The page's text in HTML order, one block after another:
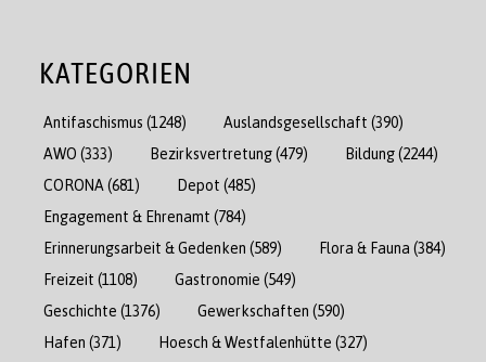
KATEGORIEN
Antifaschismus (1248) Auslandsgesellschaft (390)
AWO (333) Bezirksvertretung(479) Bildung(2244)
CORONA (681) Depot (485)
Engagement & Ehrenamt (784)
Erinnerungsarbeit & Gedenken (589) Flora & Fauna (384)
Freizeit (1108) Gastronomie (549)
Geschichte (1376) Gewerkschaften (590)
Hafen (371) Hoesch & Westfalenhütte (327)